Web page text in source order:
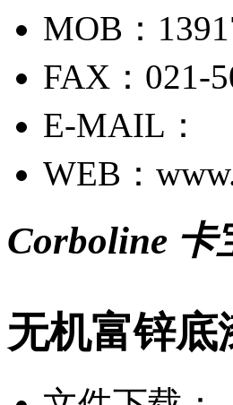
MOB：
FAX：021-
E-MAIL：
WEB：
Corboline 卡
无机富锌底